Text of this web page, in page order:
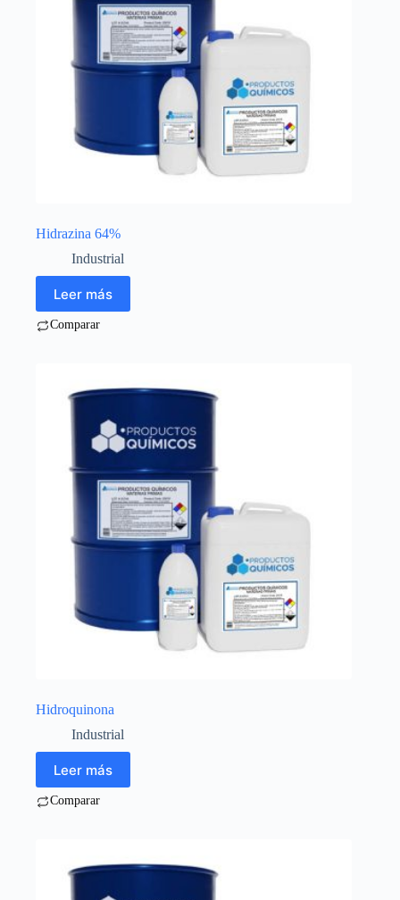
Hidrazina 64%
Industrial
Leer más
Comparar
Hidroquinona
Industrial
Leer más
Comparar